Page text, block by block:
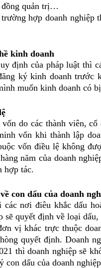
quản trị…
hợp doanh nghiệp
kinh doanh
của pháp luật thì các
ký kinh doanh trước
muốn kinh doanh có
các thành viên, cổ
vốn khi thành lập
vốn điều lệ không
năm của doanh
hợp tác.
con dấu của doanh
nơi điêu khắc dấu
sẽ quyết định về loại
vị khác trực thuộc
quyết định. Doanh
thì doanh nghiệp sẽ
con dấu của doanh